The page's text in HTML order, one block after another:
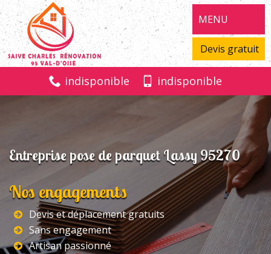
MENU
Devis gratuit
indisponible indisponible
Entreprise pose de parquet Lassy 95270
Nos engagements
Devis et déplacement gratuits
Sans engagement
Artisan passionné